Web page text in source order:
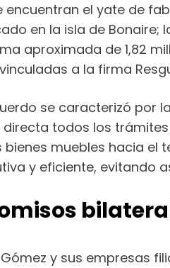
el yate de
en la isla de Bonaire;
aproximada de 1,82
a la firma
se caracterizó por
todos los
muebles hacia el
y eficiente, evitando
y sus empresas